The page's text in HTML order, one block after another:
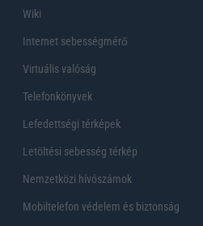
Wiki
Internet sebességmérő
Virtuális valóság
Telefonkönyvek
Lefedettségi térképek
Letöltési sebesség térkép
Nemzetközi hívószámok
Mobiltelefon védelem és biztonság